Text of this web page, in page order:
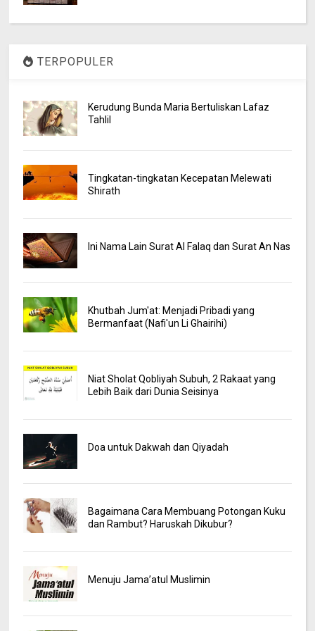
TERPOPULER
Kerudung Bunda Maria Bertuliskan Lafaz
Tahlil
Tingkatan-tingkatan Kecepatan Melewati
Shirath
Ini Nama Lain Surat Al Falaq dan Surat An Nas
Khutbah Jum'at: Menjadi Pribadi yang
Bermanfaat (Nafi'un Li Ghairihi)
Niat Sholat Qobliyah Subuh, 2 Rakaat yang
Lebih Baik dari Dunia Seisinya
Doa untuk Dakwah dan Qiyadah
Bagaimana Cara Membuang Potongan Kuku
dan Rambut? Haruskah Dikubur?
Menuju Jama’atul Muslimin